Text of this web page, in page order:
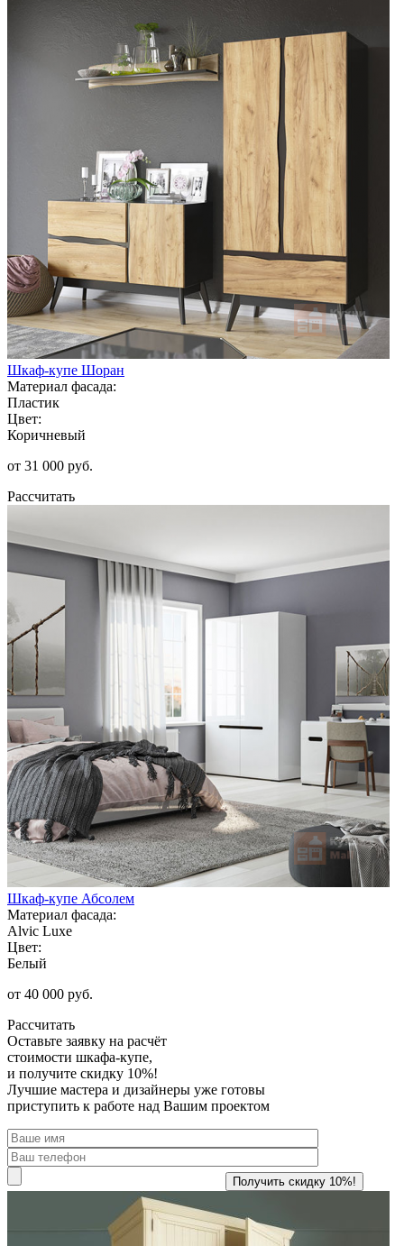
Шкаф-купе Шоран
Материал фасада:
Пластик
Цвет:
Коричневый
от 31 000 руб.
Рассчитать
Шкаф-купе Абсолем
Материал фасада:
Alvic Luxe
Цвет:
Белый
от 40 000 руб.
Рассчитать
Оставьте заявку на расчёт
стоимости шкафа-купе,
и получите скидку 10%!
Лучшие мастера и дизайнеры уже готовы
приступить к работе над Вашим проектом